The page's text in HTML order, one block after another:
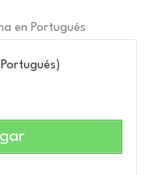
en Portugués